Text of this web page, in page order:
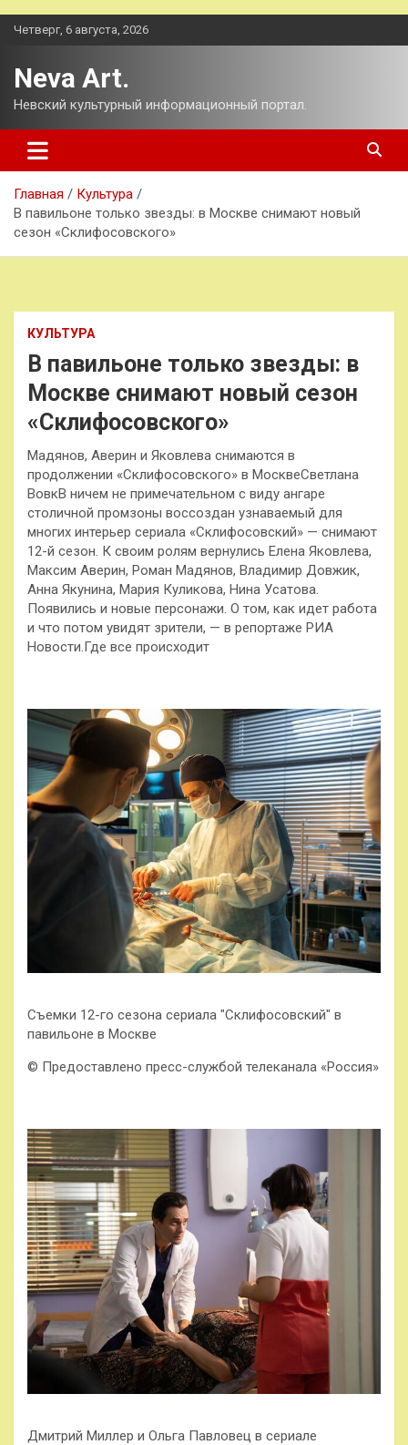
Перейти
Четверг, 6 августа, 2026
Neva Art.
Невский культурный информационный портал.
Главная
Культура
В павильоне только звезды: в Москве снимают новый
сезон «Склифосовского»
КУЛЬТУРА
В павильоне только звезды: в
Москве снимают новый сезон
«Склифосовского»
Мадянов, Аверин и Яковлева снимаются в
продолжении «Склифосовского» в МосквеСветлана
ВовкВ ничем не примечательном с виду ангаре
столичной промзоны воссоздан узнаваемый для
многих интерьер сериала «Склифосовский» — снимают
12-й сезон. К своим ролям вернулись Елена Яковлева,
Максим Аверин, Роман Мадянов, Владимир Довжик,
Анна Якунина, Мария Куликова, Нина Усатова.
Появились и новые персонажи. О том, как идет работа
и что потом увидят зрители, — в репортаже РИА
Новости.Где все происходит
Съемки 12-го сезона сериала "Склифосовский" в
павильоне в Москве
© Предоставлено пресс-службой телеканала «Россия»
Дмитрий Миллер и Ольга Павловец в сериале